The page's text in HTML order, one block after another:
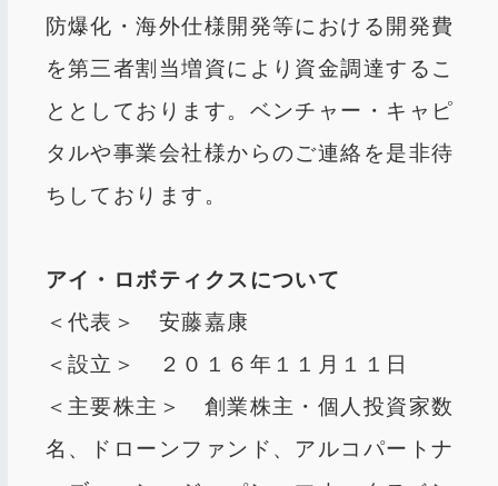
防爆化・海外仕様開発等における開発費
を第三者割当増資により資金調達するこ
ととしております。ベンチャー・キャピ
タルや事業会社様からのご連絡を是非待
ちしております。
アイ・ロボティクスについて
＜代表＞ 安藤嘉康
＜設立＞ ２０１６年１１月１１日
＜主要株主＞ 創業株主・個人投資家数
名、ドローンファンド、アルコパートナ